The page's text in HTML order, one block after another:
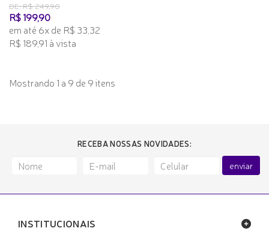
DE: R$ 249,90
R$ 199,90
em até 6x de R$ 33,32
R$ 189,91 à vista
Mostrando 1 a 9 de 9 itens
RECEBA NOSSAS NOVIDADES:
enviar
INSTITUCIONAIS